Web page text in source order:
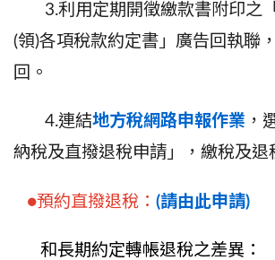
3.利用定期開徵繳款書附印之
(領)各項稅款約定書」廣告回執聯
回。
4.連結地方稅網路申報作業 ，
納稅及直撥退稅申請」，繳稅及退
●預約直撥退稅： (請由此申請)
和長期約定轉帳退稅之差異：